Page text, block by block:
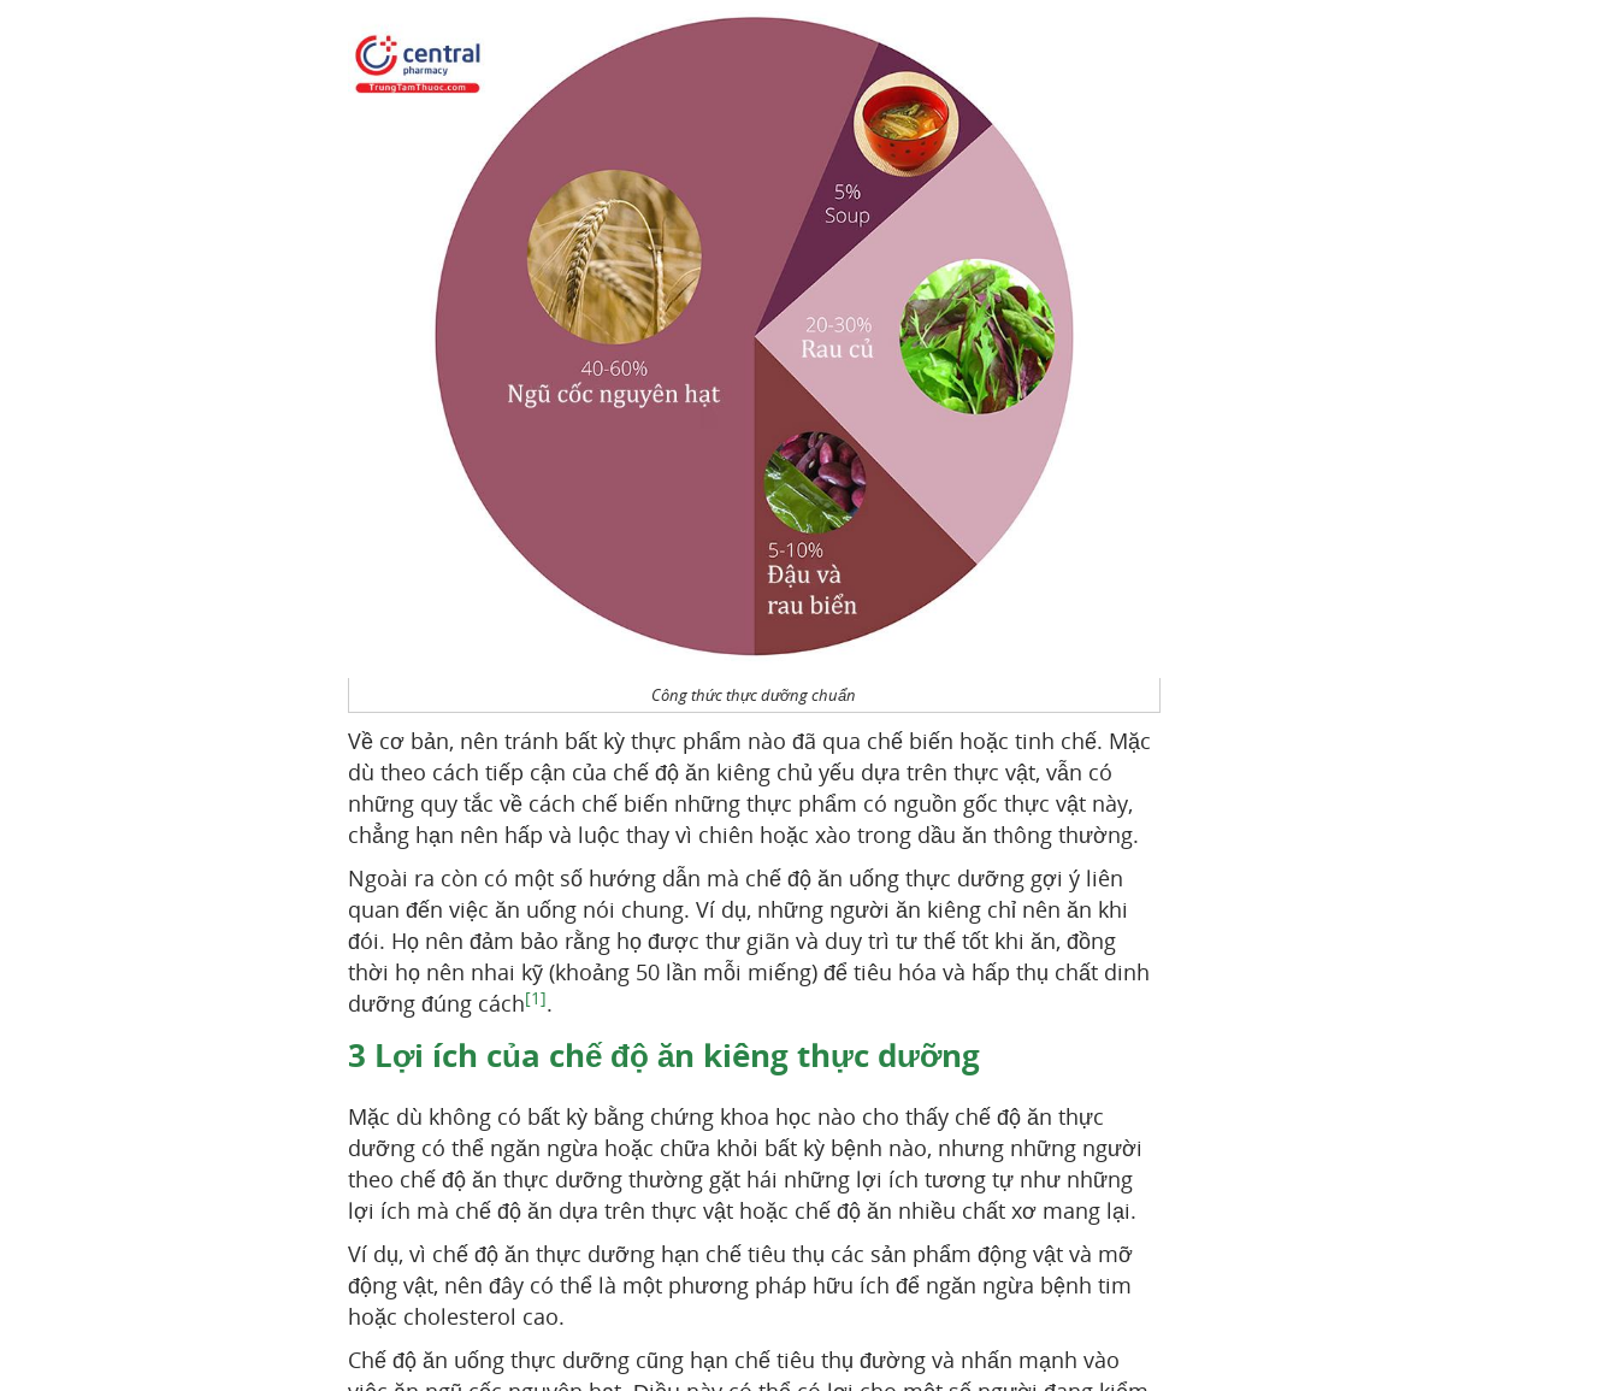
Công thức thực dưỡng chuẩn
Về cơ bản, nên tránh bất kỳ thực phẩm nào đã qua chế biến hoặc tinh chế. Mặc
dù theo cách tiếp cận của chế độ ăn kiêng chủ yếu dựa trên thực vật, vẫn có
những quy tắc về cách chế biến những thực phẩm có nguồn gốc thực vật này,
chẳng hạn nên hấp và luộc thay vì chiên hoặc xào trong dầu ăn thông thường.
Ngoài ra còn có một số hướng dẫn mà chế độ ăn uống thực dưỡng gợi ý liên
quan đến việc ăn uống nói chung. Ví dụ, những người ăn kiêng chỉ nên ăn khi
đói. Họ nên đảm bảo rằng họ được thư giãn và duy trì tư thế tốt khi ăn, đồng
thời họ nên nhai kỹ (khoảng 50 lần mỗi miếng) để tiêu hóa và hấp thụ chất dinh
dưỡng đúng cách[1].
3 Lợi ích của chế độ ăn kiêng thực dưỡng
Mặc dù không có bất kỳ bằng chứng khoa học nào cho thấy chế độ ăn thực
dưỡng có thể ngăn ngừa hoặc chữa khỏi bất kỳ bệnh nào, nhưng những người
theo chế độ ăn thực dưỡng thường gặt hái những lợi ích tương tự như những
lợi ích mà chế độ ăn dựa trên thực vật hoặc chế độ ăn nhiều chất xơ mang lại.
Ví dụ, vì chế độ ăn thực dưỡng hạn chế tiêu thụ các sản phẩm động vật và mỡ
động vật, nên đây có thể là một phương pháp hữu ích để ngăn ngừa bệnh tim
hoặc cholesterol cao.
Chế độ ăn uống thực dưỡng cũng hạn chế tiêu thụ đường và nhấn mạnh vào